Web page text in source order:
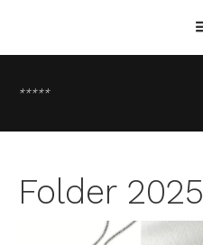
*****
Folder 2025